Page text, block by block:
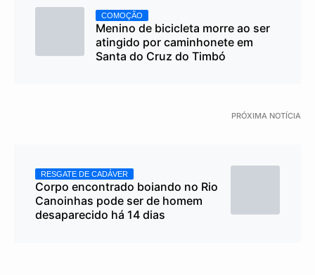
COMOÇÃO
Menino de bicicleta morre ao ser
atingido por caminhonete em
Santa do Cruz do Timbó
PRÓXIMA NOTÍCIA
RESGATE DE CADÁVER
Corpo encontrado boiando no Rio
Canoinhas pode ser de homem
desaparecido há 14 dias